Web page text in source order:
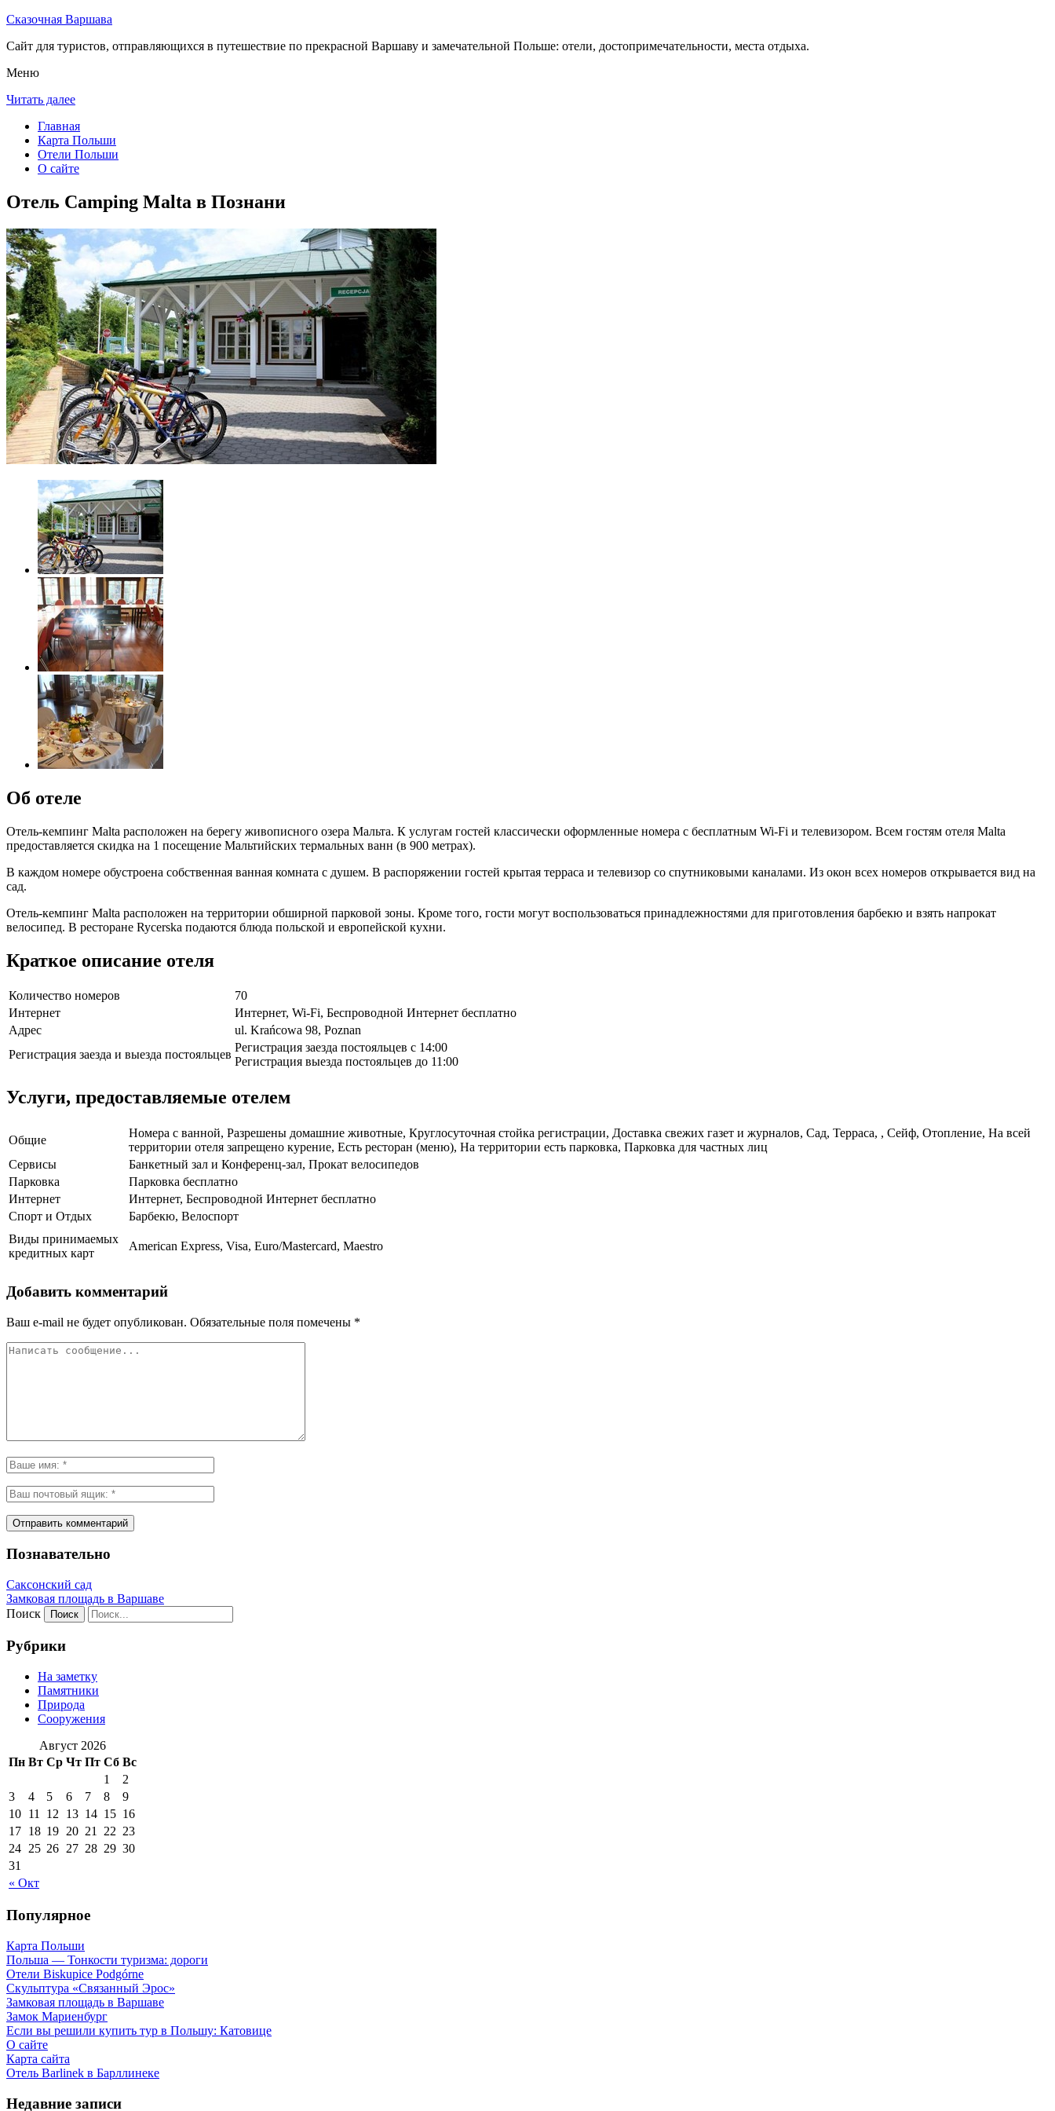
Сказочная Варшава
Сайт для туристов, отправляющихся в путешествие по прекрасной Варшаву и замечательной Польше: отели, достопримечательности, места отдыха.
Меню
Читать далее
Главная
Карта Польши
Отели Польши
О сайте
Отель Camping Malta в Познани
Об отеле
Отель-кемпинг Malta расположен на берегу живописного озера Мальта. К услугам гостей классически оформленные номера с бесплатным Wi-Fi и телевизором. Всем гостям отеля Malta
предоставляется скидка на 1 посещение Мальтийских термальных ванн (в 900 метрах).
В каждом номере обустроена собственная ванная комната с душем. В распоряжении гостей крытая терраса и телевизор со спутниковыми каналами. Из окон всех номеров открывается вид на
сад.
Отель-кемпинг Malta расположен на территории обширной парковой зоны. Кроме того, гости могут воспользоваться принадлежностями для приготовления барбекю и взять напрокат
велосипед. В ресторане Rycerska подаются блюда польской и европейской кухни.
Краткое описание отеля
Количество номеров
70
Интернет
Интернет, Wi-Fi, Беспроводной Интернет бесплатно
Адрес
ul. Krańcowa 98, Poznan
Регистрация заезда и выезда постояльцев
Регистрация заезда постояльцев с 14:00
Регистрация выезда постояльцев до 11:00
Услуги, предоставляемые отелем
Общие
Номера с ванной, Разрешены домашние животные, Круглосуточная стойка регистрации, Доставка свежих газет и журналов, Сад, Терраса, , Сейф, Отопление, На всей
территории отеля запрещено курение, Есть ресторан (меню), На территории есть парковка, Парковка для частных лиц
Сервисы
Банкетный зал и Конференц-зал, Прокат велосипедов
Парковка
Парковка бесплатно
Интернет
Интернет, Беспроводной Интернет бесплатно
Спорт и Отдых
Барбекю, Велоспорт
Виды принимаемых
кредитных карт
American Express, Visa, Euro/Mastercard, Maestro
Добавить комментарий
Ваш e-mail не будет опубликован. Обязательные поля помечены *
Познавательно
Саксонский сад
Замковая площадь в Варшаве
Поиск
Рубрики
На заметку
Памятники
Природа
Сооружения
Август 2026
Пн Вт Ср Чт Пт Сб Вс
« Окт
1
2
3
4 5 6 7 8
9
10 11 12 13 14 15 16
17 18 19 20 21 22 23
24 25 26 27 28 29 30
31
Популярное
Карта Польши
Польша — Тонкости туризма: дороги
Отели Biskupice Podgórne
Скульптура «Связанный Эрос»
Замковая площадь в Варшаве
Замок Мариенбург
Если вы решили купить тур в Польшу: Катовице
О сайте
Карта сайта
Отель Barlinek в Барллинеке
Недавние записи